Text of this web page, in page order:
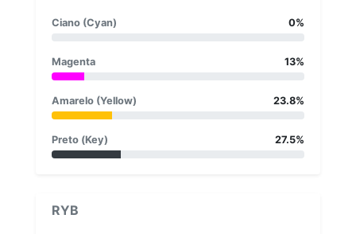
Ciano (Cyan) 0%
Magenta 13%
Amarelo (Yellow) 23.8%
Preto (Key) 27.5%
RYB